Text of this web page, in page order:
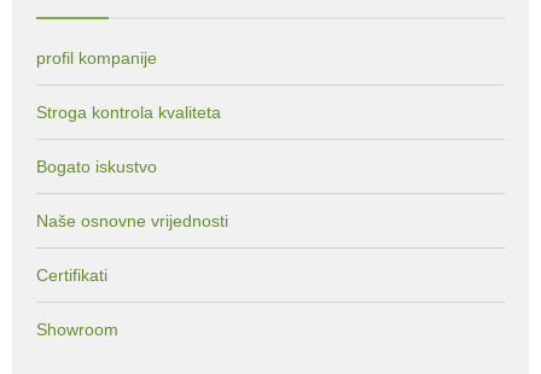
profil kompanije
Stroga kontrola kvaliteta
Bogato iskustvo
Naše osnovne vrijednosti
Certifikati
Showroom